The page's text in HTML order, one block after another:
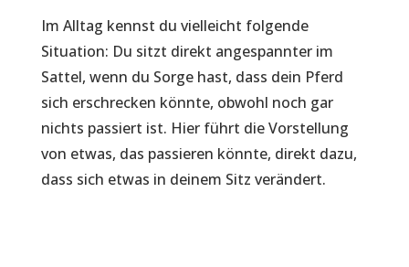
Im Alltag kennst du vielleicht folgende
Situation: Du sitzt direkt angespannter im
Sattel, wenn du Sorge hast, dass dein Pferd
sich erschrecken könnte, obwohl noch gar
nichts passiert ist. Hier führt die Vorstellung
von etwas, das passieren könnte, direkt dazu,
dass sich etwas in deinem Sitz verändert.